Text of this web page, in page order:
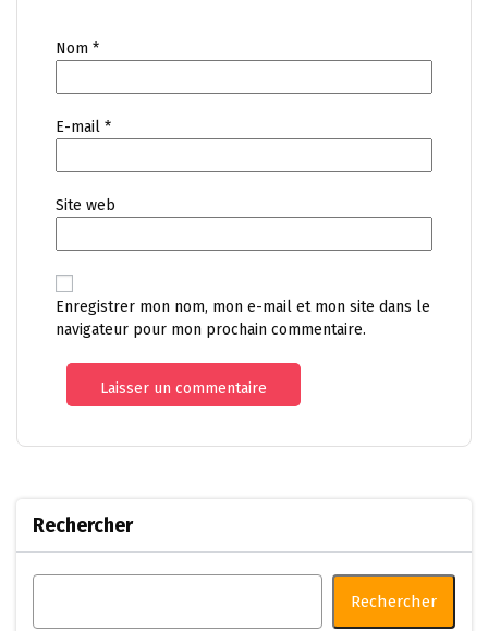
Nom *
E-mail *
Site web
Enregistrer mon nom, mon e-mail et mon site dans le
navigateur pour mon prochain commentaire.
Rechercher
Rechercher